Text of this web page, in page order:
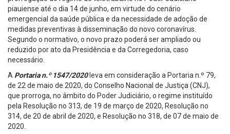
piauiense até o dia 14 de junho, em virtude do cenário
emergencial da saúde pública e da necessidade de adoção de
medidas preventivas à disseminação do novo coronavírus.
Segundo o normativo, o novo prazo poderá ser ampliado ou
reduzido por ato da Presidência e da Corregedoria, caso
necessário.
A Portaria n.º 1547/2020 leva em consideração a Portaria n.º 79,
de 22 de maio de 2020, do Conselho Nacional de Justiça (CNJ),
que prorroga, no âmbito do Poder Judiciário, o regime instituído
pela Resolução no 313, de 19 de março de 2020, Resolução no
314, de 20 de abril de 2020, e Resolução no 318, de 07 de maio de
2020.